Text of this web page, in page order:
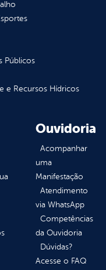
Públicos
e Recursos Hídricos
Ouvidoria
Acompanhar
uma
Manifestação
Atendimento
via WhatsApp
Competências
da Ouvidoria
Dúvidas?
Acesse o FAQ